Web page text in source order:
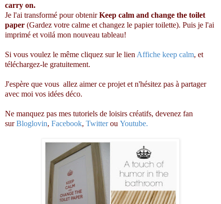
carry on.
Je l'ai transformé pour obtenirKeep calm and change the toilet
paper (Gardez votre calme et changez le papier toilette). Puis je l'ai
imprimé et voilá mon nouveau tableau!
Si vous voulez le même cliquez sur le lien Affiche keep calm, et
téléchargez-le gratuitement.
J'espère que vous allez aimer ce projet et n'hésitez pas à partager
avec moi vos idées déco.
Ne manquez pas mes tutoriels de loisirs créatifs, devenez fan
surBloglovin, Facebook, Twitterou Youtube.